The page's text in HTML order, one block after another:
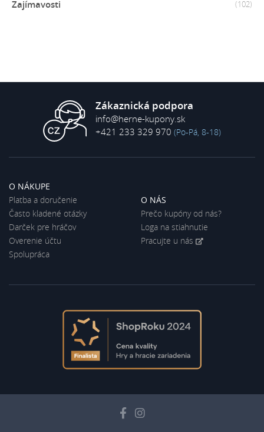
Zajímavosti (102)
Zákaznická podpora
info@herne-kupony.sk
+421 233 329 970 (Po-Pá, 8-18)
O NÁKUPE
Platba a doručenie
Často kladené otázky
Darček pre hráčov
Overenie účtu
Spolupráca
O NÁS
Prečo kupóny od nás?
Loga na stiahnutie
Pracujte u nás